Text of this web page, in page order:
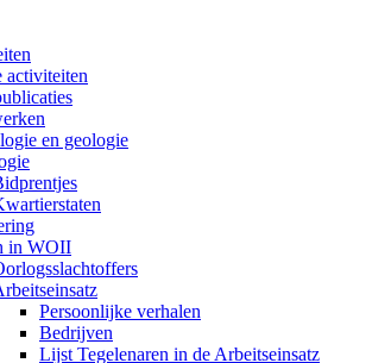
activiteiten
en geologie
in WOII
Persoonlijke verhalen
Bedrijven
Lijst Tegelenaren in de Arbeitseinsatz